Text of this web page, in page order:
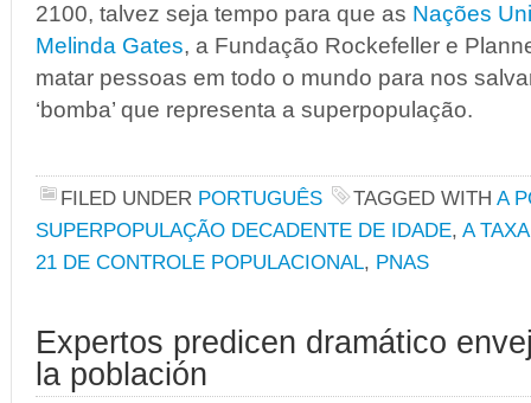
2100, talvez seja tempo para que as Nações
Melinda Gates, a Fundação Rockefeller e
matar pessoas em todo o mundo para nos
‘bomba’ que representa a superpopulação.
FILED UNDER PORTUGUÊS TAGGED WITH A
SUPERPOPULAÇÃO DECADENTE DE IDADE, A
21 DE CONTROLE POPULACIONAL, PNAS
Expertos predicen dramático
la población